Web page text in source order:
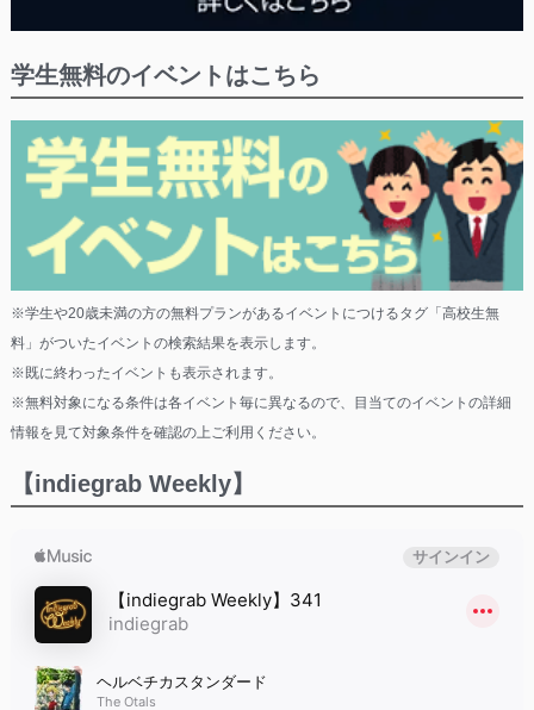
学生無料のイベントはこちら
※学生や20歳未満の方の無料プランがあるイベントにつけるタグ「高校生無
料」がついたイベントの検索結果を表示します。
※既に終わったイベントも表示されます。
※無料対象になる条件は各イベント毎に異なるので、目当てのイベントの詳細
情報を見て対象条件を確認の上ご利用ください。
【indiegrab Weekly】